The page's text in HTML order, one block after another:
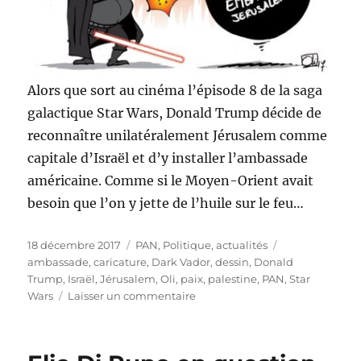
Alors que sort au cinéma l’épisode 8 de la saga
galactique Star Wars, Donald Trump décide de
reconnaître unilatéralement Jérusalem comme
capitale d’Israël et d’y installer l’ambassade
américaine. Comme si le Moyen-Orient avait
besoin que l’on y jette de l’huile sur le feu…
Publié
le
18 décembre 2017 Catégories
PAN, Politique, actualités
ambassade,caricature, Dark Vador,dessin, Donald
Trump, Israël,Jérusalem,Oli, paix, palestine, PAN,Star
Wars
Laisser un commentairesur